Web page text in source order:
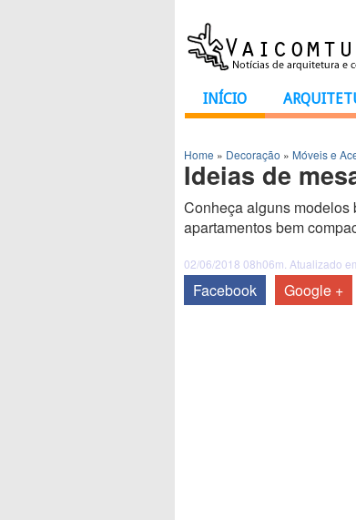
INÍCIO
Home » Decoração » Móveis e
Ideias de
Conheça alguns modelos
apartamentos bem
02/06/2018 08h06m. Atualizado
Facebook Google +